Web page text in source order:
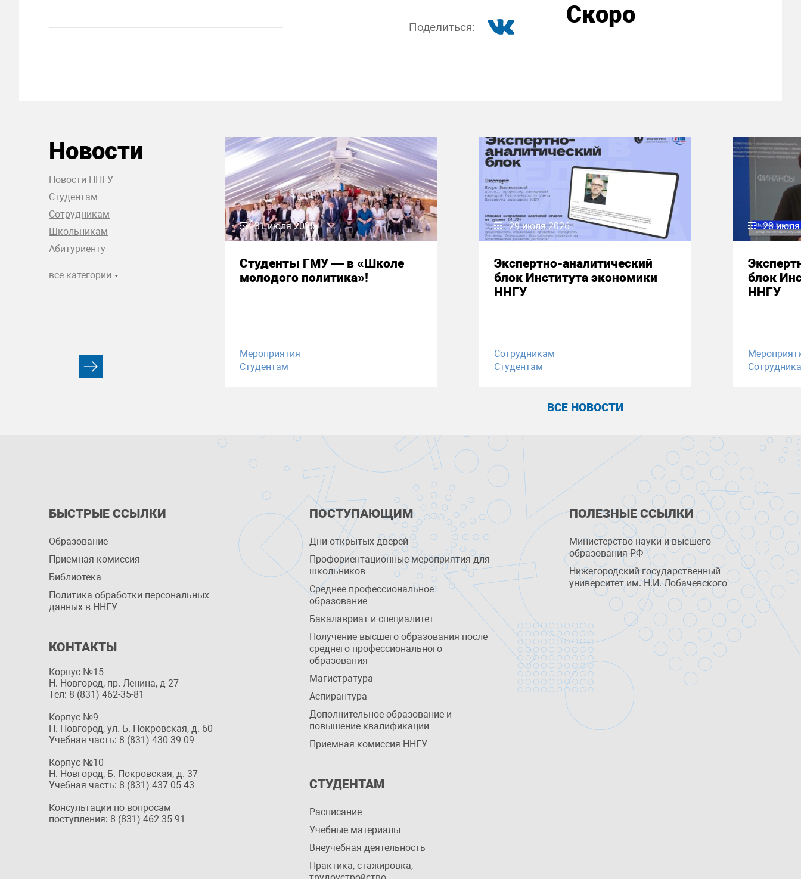
Поделиться: Скоро
Новости
Новости ННГУ
Студентам
Сотрудникам
Школьникам
Абитуриенту
все категории
31 июля 2026
Студенты ГМУ — в «Школе
молодого политика»!
Мероприятия
Студентам
29 июля 2026
Экспертно-аналитический
блок Института экономики
ННГУ
Сотрудникам
Студентам
28
блок
ННГУ
ВСЕ НОВОСТИ
БЫСТРЫЕ ССЫЛКИ
Образование
Приемная комиссия
Библиотека
Политика обработки персональных
данных в ННГУ
КОНТАКТЫ
Корпус №15
Н. Новгород, пр. Ленина, д 27
Тел: 8 (831) 462-35-81
Корпус №9
Н. Новгород, ул. Б. Покровская, д. 60
Учебная часть: 8 (831) 430-39-09
Корпус №10
Н. Новгород, Б. Покровская, д. 37
Учебная часть: 8 (831) 437-05-43
Консультации по вопросам
поступления: 8 (831) 462-35-91
ПОСТУПАЮЩИМ
Дни открытых дверей
Профориентационные мероприятия для
школьников
Среднее профессиональное
образование
Бакалавриат и специалитет
Получение высшего образования после
среднего профессионального
образования
Магистратура
Аспирантура
Дополнительное образование и
повышение квалификации
Приемная комиссия ННГУ
СТУДЕНТАМ
Расписание
Учебные материалы
Внеучебная деятельность
Практика, стажировка,
ПОЛЕЗНЫЕ ССЫЛКИ
Министерство науки и высшего
образования РФ
Нижегородский государственный
университет им. Н.И. Лобачевского